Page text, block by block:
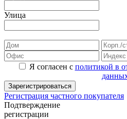
Улица
Я согласен с политикой в
Зарегистрироваться
Регистрация частного покупателя
Подтверждение
регистрации